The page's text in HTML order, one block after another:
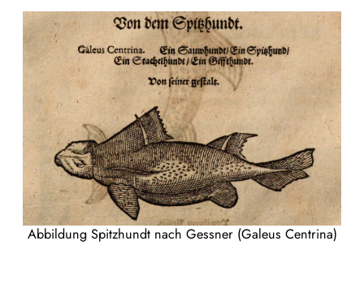
Abbildung Spitzhundt nach Gessner (Galeus Centrina)